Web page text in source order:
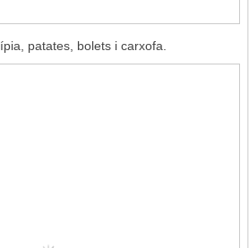
patates, bolets i carxofa.